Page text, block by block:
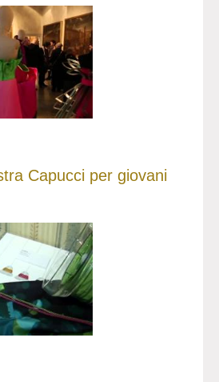
Capucci per giovani